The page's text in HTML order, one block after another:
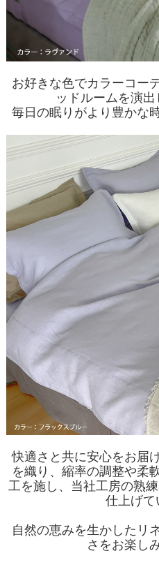
お好きな色でカラーコー
ッドルームを演出
毎日の眠りがより豊かな
快適さと共に安心をお届
を織り、縮率の調整や柔
工を施し、当社工房の熟
仕上げて
自然の恵みを生かしたリ
さをお楽し